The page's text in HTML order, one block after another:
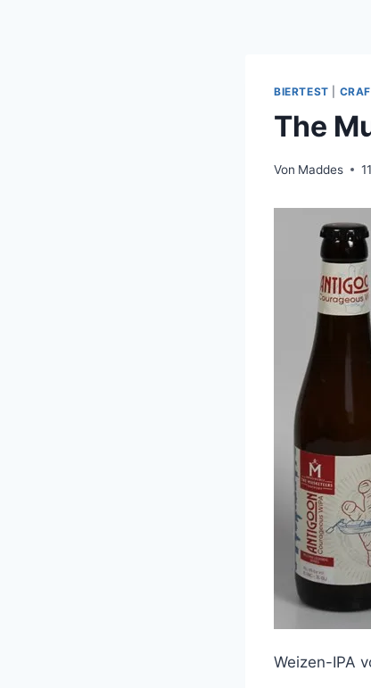
BIERTEST
The
Von Maddes
Weizen-IPA